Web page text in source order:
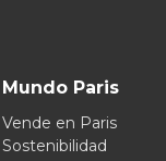
Mundo Paris
Vende en Paris
Sostenibilidad